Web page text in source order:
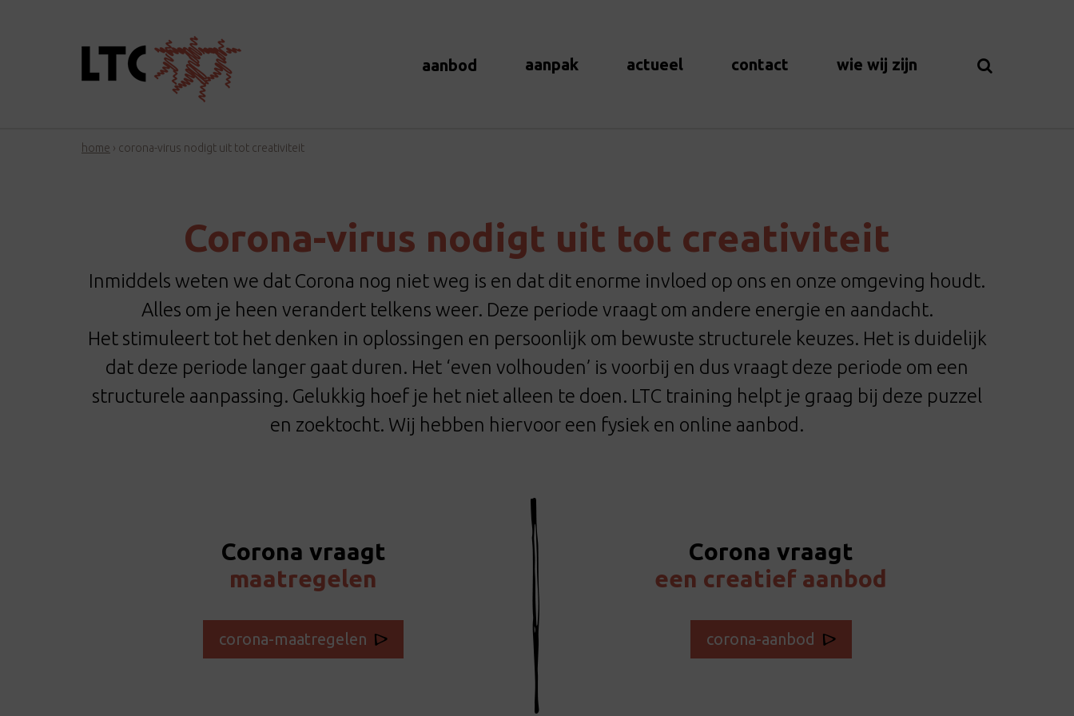
aanbod aanpak actueel contact wie wij zijn
home › corona-virus nodigt uit tot creativiteit
Corona-virus nodigt uit tot creativiteit
Inmiddels weten we dat Corona nog niet weg is en dat dit enorme invloed op ons en onze omgeving houdt.
Alles om je heen verandert telkens weer. Deze periode vraagt om andere energie en aandacht.
Het stimuleert tot het denken in oplossingen en persoonlijk om bewuste structurele keuzes. Het is duidelijk
dat deze periode langer gaat duren. Het ‘even volhouden’ is voorbij en dus vraagt deze periode om een
structurele aanpassing. Gelukkig hoef je het niet alleen te doen. LTC training helpt je graag bij deze puzzel
en zoektocht. Wij hebben hiervoor een fysiek en online aanbod.
Corona vraagt
maatregelen
corona-maatregelen
Corona vraagt
een creatief aanbod
corona-aanbod